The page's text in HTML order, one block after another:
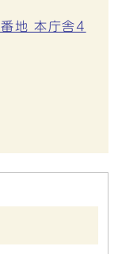
地 本庁舎4